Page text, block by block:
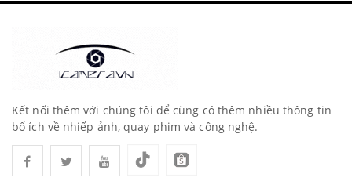
Kết nối thêm với chúng tôi để cùng có thêm nhiều thông tin
bổ ích về nhiếp ảnh, quay phim và công nghệ.